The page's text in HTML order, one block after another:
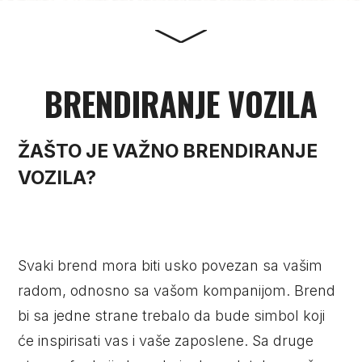
BRENDIRANJE VOZILA
ŽAŠTO JE VAŽNO BRENDIRANJE
VOZILA?
Svaki brend mora biti usko povezan sa vašim
radom, odnosno sa vašom kompanijom. Brend
bi sa jedne strane trebalo da bude simbol koji
će inspirisati vas i vaše zaposlene. Sa druge